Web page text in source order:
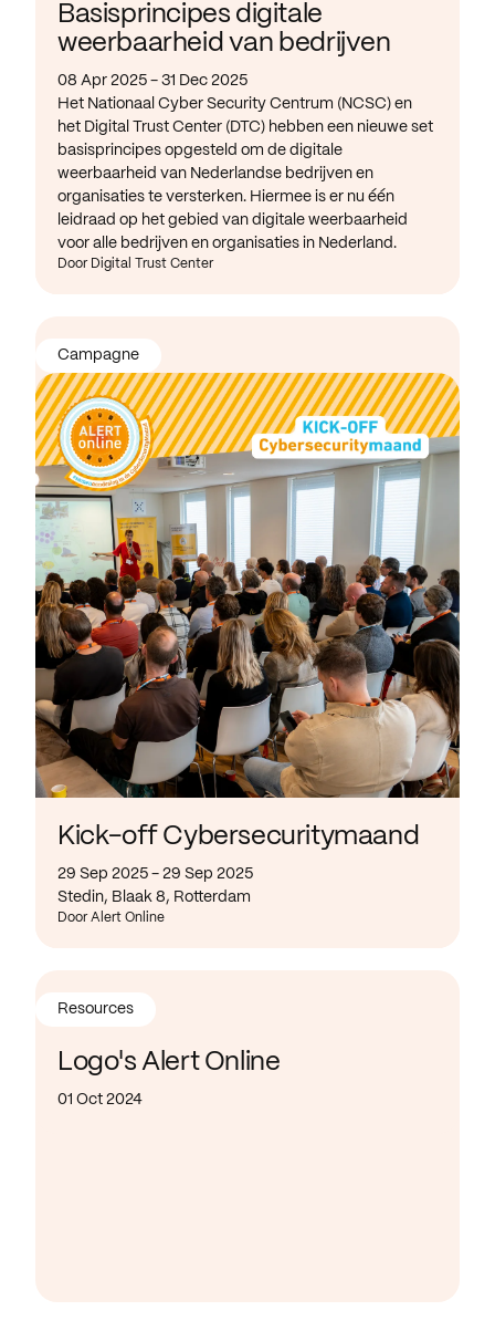
Basisprincipes digitale
weerbaarheid van bedrijven
08 Apr 2025 - 31 Dec 2025
Het Nationaal Cyber Security Centrum (NCSC) en
het Digital Trust Center (DTC) hebben een nieuwe set
basisprincipes opgesteld om de digitale
weerbaarheid van Nederlandse bedrijven en
organisaties te versterken. Hiermee is er nu één
leidraad op het gebied van digitale weerbaarheid
voor alle bedrijven en organisaties in Nederland.
Door Digital Trust Center
Kick-off Cybersecuritymaand
29 Sep 2025 - 29 Sep 2025
Stedin, Blaak 8, Rotterdam
Door Alert Online
Campagne
Logo's Alert Online
01 Oct 2024
Resources